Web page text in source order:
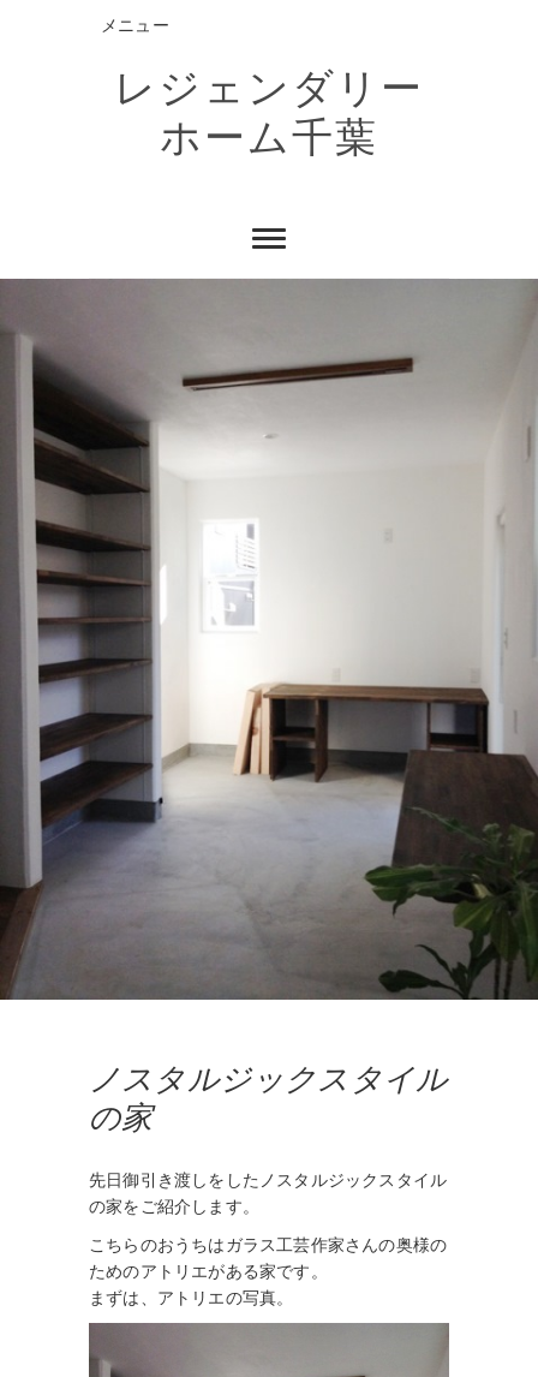
メニュー
レジェンダリー
ホーム千葉
ノスタルジックスタイル
の家
先日御引き渡しをしたノスタルジックスタイル
の家をご紹介します。
こちらのおうちはガラス工芸作家さんの奥様の
ためのアトリエがある家です。
まずは、アトリエの写真。